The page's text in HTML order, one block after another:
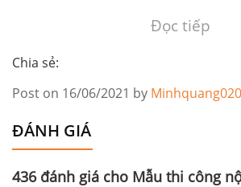
Đọc tiếp
Chia sẻ:
Post on 16/06/2021 by
ĐÁNH GIÁ
436 đánh giá cho Mẫu thi công